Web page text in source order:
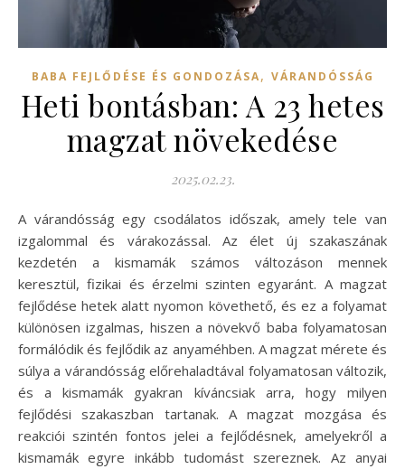
BABA FEJLŐDÉSE ÉS GONDOZÁSA, VÁRANDÓSSÁG
Heti bontásban: A 23 hetes
magzat növekedése
2025.02.23.
A várandósság egy csodálatos időszak, amely tele van
izgalommal és várakozással. Az élet új szakaszának
kezdetén a kismamák számos változáson mennek
keresztül, fizikai és érzelmi szinten egyaránt. A magzat
fejlődése hetek alatt nyomon követhető, és ez a folyamat
különösen izgalmas, hiszen a növekvő baba folyamatosan
formálódik és fejlődik az anyaméhben. A magzat mérete és
súlya a várandósság előrehaladtával folyamatosan változik,
és a kismamák gyakran kíváncsiak arra, hogy milyen
fejlődési szakaszban tartanak. A magzat mozgása és
reakciói szintén fontos jelei a fejlődésnek, amelyekről a
kismamák egyre inkább tudomást szereznek. Az anyai